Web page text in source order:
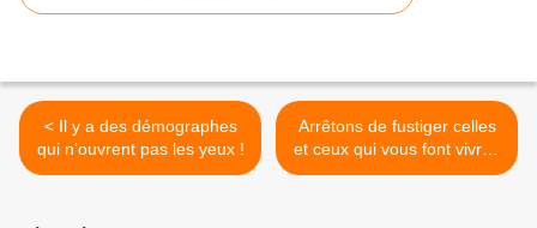
< Il y a des démographes
qui n’ouvrent pas les yeux !
Arrêtons de fustiger celles
et ceux qui vous font vivre !
>